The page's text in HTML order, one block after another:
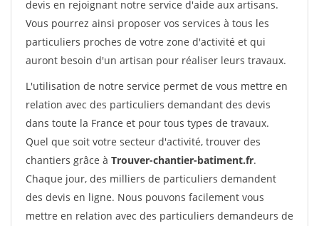
devis en rejoignant notre service d'aide aux artisans.
Vous pourrez ainsi proposer vos services à tous les
particuliers proches de votre zone d'activité et qui
auront besoin d'un artisan pour réaliser leurs travaux.
L'utilisation de notre service permet de vous mettre en
relation avec des particuliers demandant des devis
dans toute la France et pour tous types de travaux.
Quel que soit votre secteur d'activité, trouver des
chantiers grâce à Trouver-chantier-batiment.fr.
Chaque jour, des milliers de particuliers demandent
des devis en ligne. Nous pouvons facilement vous
mettre en relation avec des particuliers demandeurs de